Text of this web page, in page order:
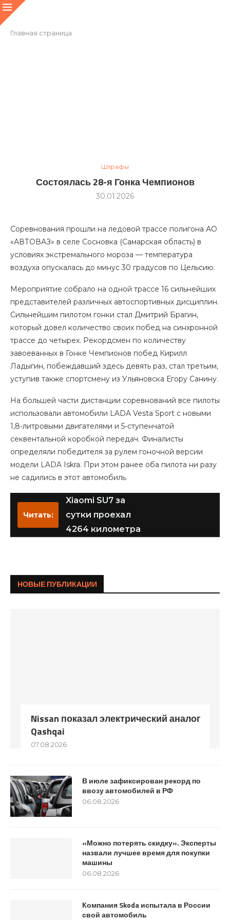
Главная страница
Штрафы
Состоялась 28-я Гонка Чемпионов
30.01.2026
Соревнования прошли на ледовой трассе полигона АО
«АВТОВАЗ» в селе Сосновка (Самарская область) в
условиях экстремального мороза — температура
воздуха опускалась до минус 30 градусов по Цельсию.
Мероприятие собрало на одной трассе 16 сильнейших
представителей различных автоспортивных дисциплин.
Сильнейшим пилотом гонки стал Дмитрий Брагин,
который довел количество своих побед на синхронной
трассе до четырех. Рекордсмен по количеству
завоеванных в Гонке Чемпионов побед Кирилл
Ладыгин, побеждавший здесь девять раз, стал третьим,
уступив также спортсмену из Ульяновска Егору Санину.
На большей части дистанции соревнований все пилоты
использовали автомобили LADA Vesta Sport с новыми
1,8-литровыми двигателями и 5-ступенчатой
секвентальной коробкой передач. Финалисты
определяли победителя за рулем гоночной версии
модели LADA Iskra. При этом ранее оба пилота ни разу
не садились в этот автомобиль.
Читать:
Xiaomi SU7 за
сутки проехал
4264 километра
НОВЫЕ ПУБЛИКАЦИИ
Nissan показал электрический аналог
Qashqai
07.08.2026
В июле зафиксирован рекорд по
ввозу автомобилей в РФ
06.08.2026
«Можно потерять скидку». Эксперты
назвали лучшее время для покупки
машины
06.08.2026
Компания Skoda испытала в России
свой автомобиль